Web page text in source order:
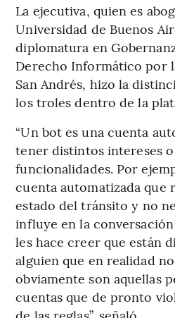
La ejecutiva, quien es
Universidad de Buenos
diplomatura en
Derecho Informático por
San Andrés, hizo la
los troles dentro de la
“Un bot es una cuenta
tener distintos intereses
funcionalidades. Por
cuenta automatizada que
estado del tránsito y no
influye en la
les hace creer que están
alguien que en realidad
obviamente son aquellas
cuentas que de pronto